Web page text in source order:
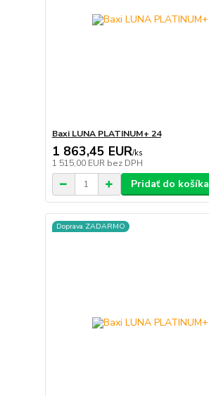
Baxi LUNA PLATINUM+ 24
1 863,45 EUR/ks
1 515,00 EUR bez DPH
Pridať do košíka
Doprava ZADARMO